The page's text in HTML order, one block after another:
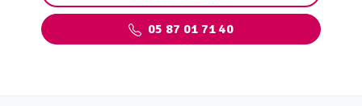
05 87 01 71 40